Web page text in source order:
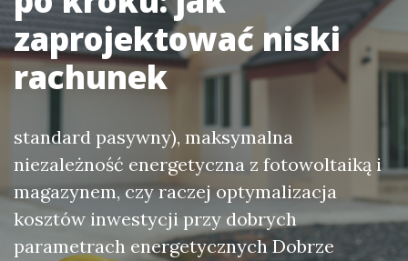
zaprojektować niski
rachunek
standard pasywny), maksymalna
niezależność energetyczna z fotowoltaiką i
magazynem, czy raczej optymalizacja
kosztów inwestycji przy dobrych
parametrach energetycznych Dobrze